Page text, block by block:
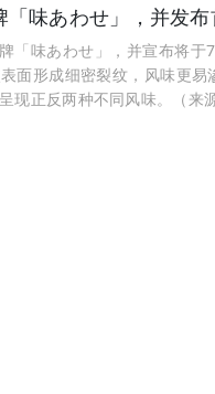
味あわせ」，并发
「味あわせ」，并宣布将于
面形成细密裂纹，风味更
现正反两种不同风味。（来